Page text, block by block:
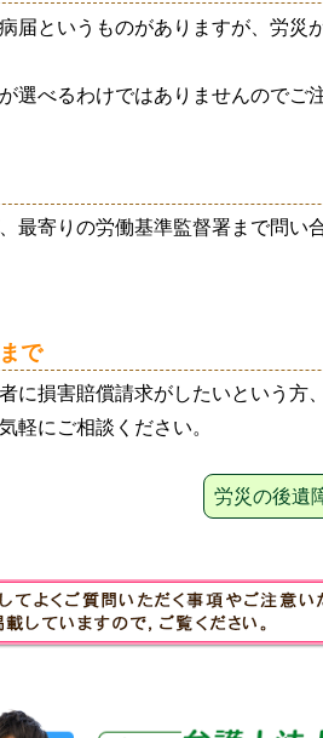
届というものがありますが、労災
選べるわけではありませんのでご
最寄りの労働基準監督署まで問い
で
に損害賠償請求がしたいという方
軽にご相談ください。
労災の後遺